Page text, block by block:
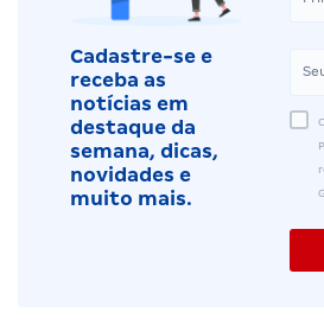
Cadastre-se e
receba as
notícias em
destaque da
semana, dicas,
novidades e
muito mais.